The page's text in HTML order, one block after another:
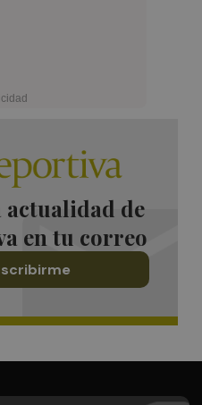
actualidad de
en tu correo